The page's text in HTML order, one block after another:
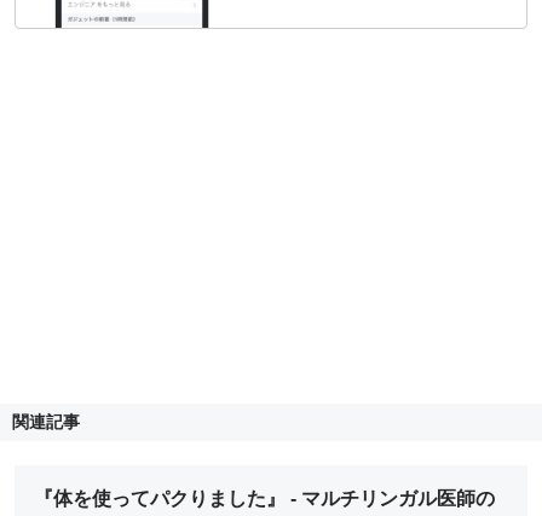
関連記事
『体を使ってパクりました』 - マルチリンガル医師の